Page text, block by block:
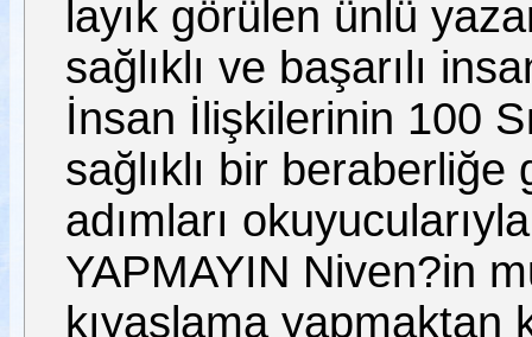
layık görülen ünlü
sağlıklı ve başarılı
İnsan İlişkilerinin 100
sağlıklı bir beraberliğe
adımları
YAPMAYIN Niven?in
kıyaslama yapmaktan